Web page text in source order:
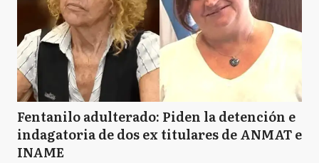
Fentanilo adulterado: Piden la detención e
indagatoria de dos ex titulares de ANMAT e
INAME